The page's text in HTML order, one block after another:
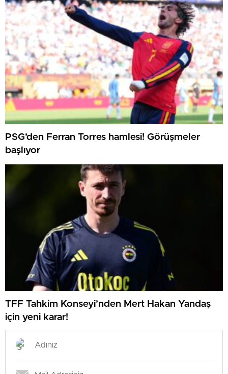
PSG’den Ferran Torres hamlesi! Görüşmeler
başlıyor
TFF Tahkim Konseyi’nden Mert Hakan Yandaş
için yeni karar!